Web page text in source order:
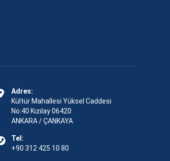
Adres:
Kültür Mahallesi Yüksel Caddesi
No:40 Kızılay 06420
ANKARA / ÇANKAYA
Tel:
+90 312 425 10 80